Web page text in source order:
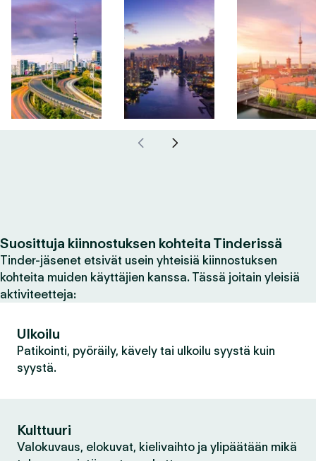
Suosittuja kiinnostuksen kohteita Tinderissä
Tinder-jäsenet etsivät usein yhteisiä kiinnostuksen
kohteita muiden käyttäjien kanssa. Tässä joitain yleisiä
aktiviteetteja:
Ulkoilu
Patikointi, pyöräily, kävely tai ulkoilu syystä kuin
syystä.
Kulttuuri
Valokuvaus, elokuvat, kielivaihto ja ylipäätään mikä